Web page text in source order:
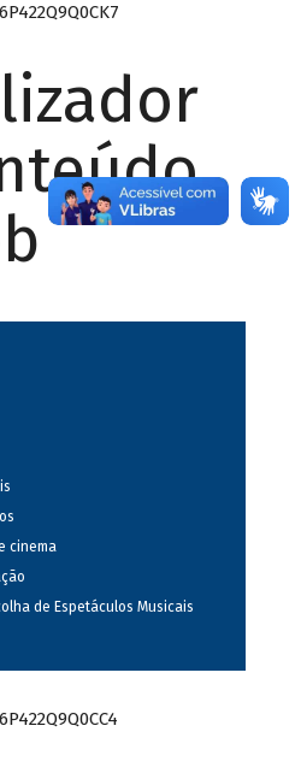
cinema
de Espetáculos Musicais